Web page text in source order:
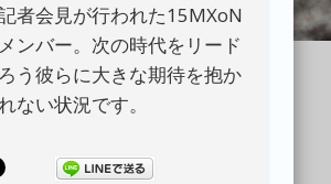
者会見が行われた15MXoN
ンバー。次の時代をリード
う彼らに大きな期待を抱か
ない状況です。